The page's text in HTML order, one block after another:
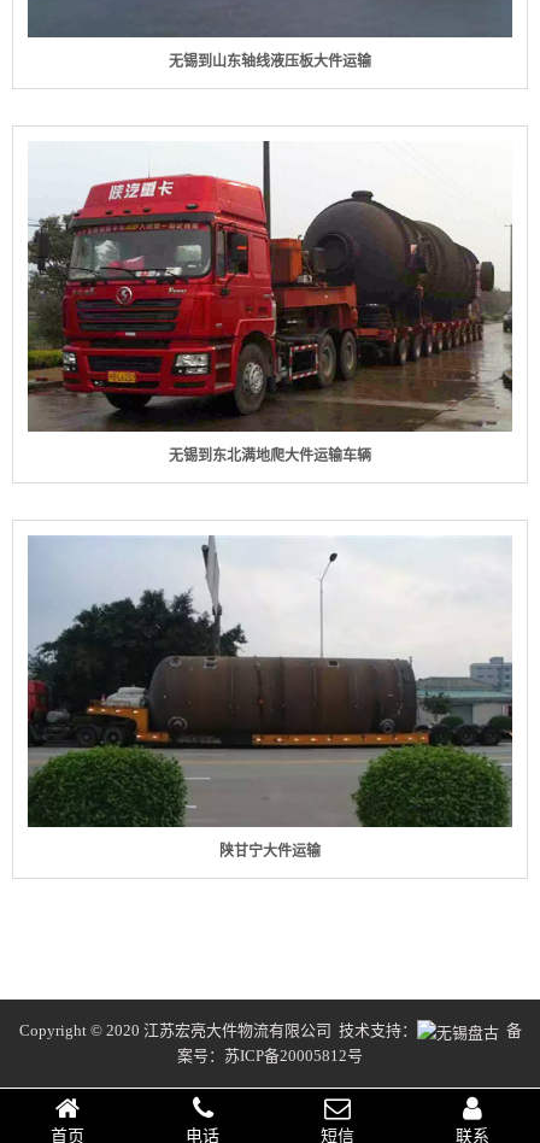
无锡到山东轴线液压板大件运输
无锡到东北满地爬大件运输车辆
陕甘宁大件运输
Copyright © 2020 江苏宏亮大件物流有限公司 技术支持：
备
案号： 苏ICP备20005812号
首页 电话 短信 联系